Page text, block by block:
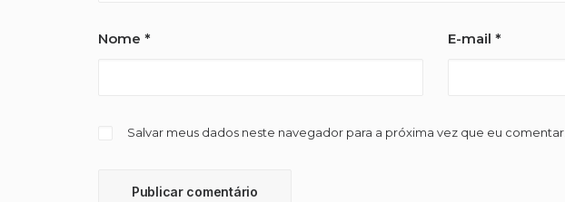
Nome * E-mail *
Salvar meus dados neste navegador para a próxima vez que eu comentar.